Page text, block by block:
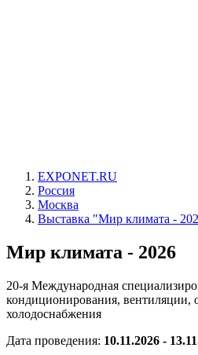
EXPONET.RU
Россия
Москва
Выставка "Мир климата -
Мир климата - 2026
20-я Международная
кондиционирования, вентиляции,
холодоснабжения
Дата проведения: 10.11.2026 -